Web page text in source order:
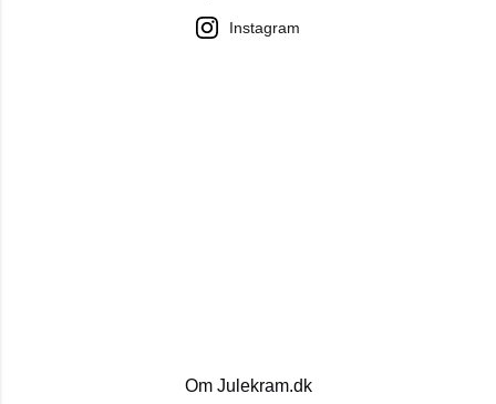
Om Julekram.dk
Instagram